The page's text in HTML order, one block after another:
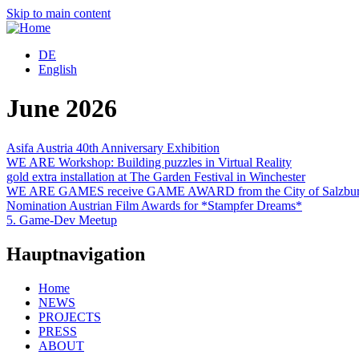
Skip to main content
DE
English
June 2026
Asifa Austria 40th Anniversary Exhibition
WE ARE Workshop: Building puzzles in Virtual Reality
gold extra installation at The Garden Festival in Winchester
WE ARE GAMES receive GAME AWARD from the City of
Nomination Austrian Film Awards for *Stampfer Dreams*
5. Game-Dev Meetup
Hauptnavigation
Home
NEWS
PROJECTS
PRESS
ABOUT